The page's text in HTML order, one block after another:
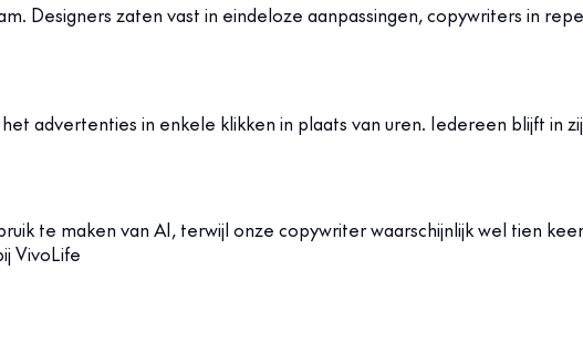
Designers zaten vast in eindeloze aanpassingen, copywriters in
advertenties in enkele klikken in plaats van uren. Iedereen blijft in
te maken van AI, terwijl onze copywriter waarschijnlijk wel tien
VivoLife